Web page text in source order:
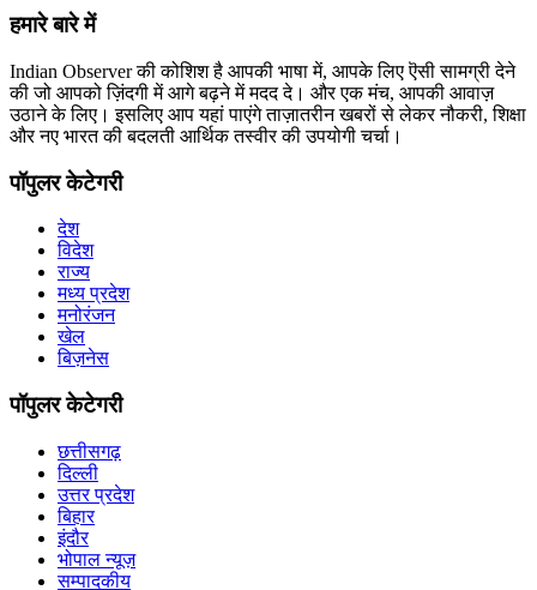
हमारे बारे में
Indian Observer की कोशिश है आपकी भाषा में, आपके लिए ऎसी सामग्री देने
की जो आपको ज़िंदगी में आगे बढ़ने में मदद दे। और एक मंच, आपकी आवाज़
उठाने के लिए। इसलिए आप यहां पाएंगे ताज़ातरीन खबरों से लेकर नौकरी, शिक्षा
और नए भारत की बदलती आर्थिक तस्वीर की उपयोगी चर्चा।
पॉपुलर केटेगरी
देश
विदेश
राज्य
मध्य प्रदेश
मनोरंजन
खेल
बिज़नेस
पॉपुलर केटेगरी
छत्तीसगढ़
दिल्ली
उत्तर प्रदेश
बिहार
इंदौर
भोपाल न्यूज़
सम्पादकीय